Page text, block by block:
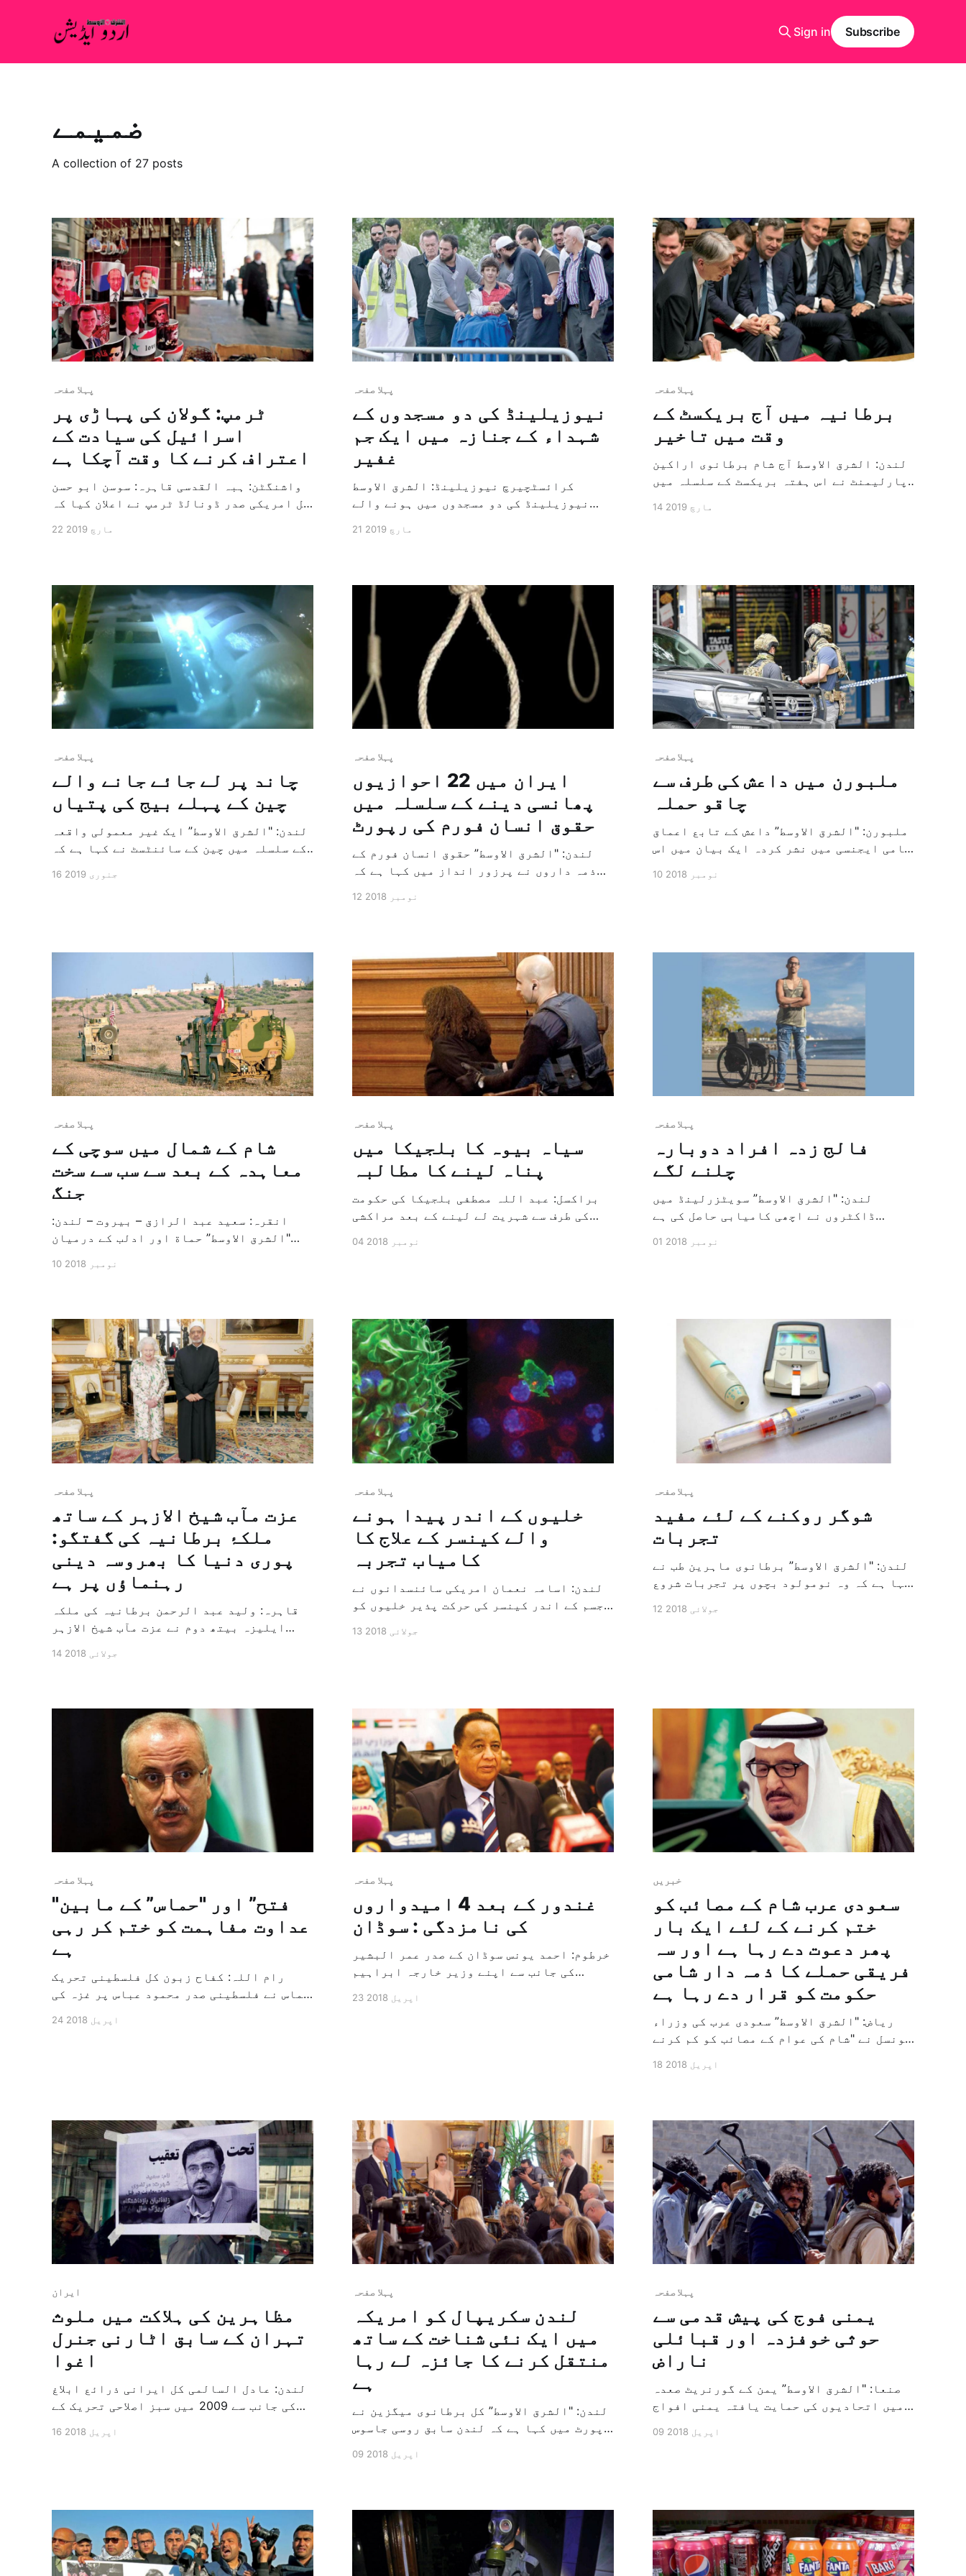
Sign in Subscribe
ضميمے
A collection of 27 posts
پہلا صفحہ
ٹرمپ: گولان کی پہاڑی پر
اسرائیل کی سیادت کے
اعتراف کرنے کا وقت آچکا ہے
واشنگٹن: ہبہ القدسی قاہرہ: سوسن ابو حسن
کل امریکی صدر ڈونالڈ ٹرمپ نے اعلان کیا کہ
مقبوضہ گولان پہاڑی پر اسرائیلی سیادت کا
کی مکمل دسترس کا […]
22 مارچ 2019
پہلا صفحہ
نیوزیلینڈ کی دو مسجدوں کے
شہداء کے جنازہ میں ایک جم
غفیر
کرائسٹچیرچ نیوزیلینڈ: الشرق الاوسط
نیوزیلینڈ کی دو مسجدوں میں ہونے والے
سخت سیکورٹی فورسز کے مابین انجام دئے
کے لئے لے گئے اور ان کی […]
21 مارچ 2019
پہلا صفحہ
برطانیہ میں آج بریکسٹ کے
وقت میں تاخیر
لندن: الشرق الاوسط آج شام برطانوی اراکین
پارلیمنٹ نے اس ہفتہ بریکسٹ کے سلسلہ میں
مرحلہ میں یورپ یونین سے نکلنے کے وقت کو
14 مارچ 2019
پہلا صفحہ
چاند پر لے جائے جانے والے
چین کے پہلے بیج کی پتیاں
لندن: "الشرق الاوسط” ایک غیر معمولی واقعہ
کے سلسلہ میں چین کے سائنٹسٹ نے کہا ہے کہ
پر بھیجا گیا ہے اور وہ اس ماہ کے شروع میں
16 جنوری 2019
پہلا صفحہ
ایران میں 22 احوازیوں
پھانسی دینے کے سلسلہ میں
حقوق انسان فورم کی رپورٹ
لندن: "الشرق الاوسط” حقوق انسان فورم کے
ذمہ داروں نے پرزور انداز میں کہا ہے کہ
پھانسی دے دی ہے جن کو گذشتہ ستمبر کے ماہ
گرفتار کیا تھا۔ […]
12 نومبر 2018
پہلا صفحہ
ملبورن میں داعش کی طرف سے
چاقو حملہ
ملبورن: "الشرق الاوسط” داعش کے تابع اعماق
نامی ایجنسی میں نشر کردہ ایک بیان میں اس
ذمہ داری لی ہے اور اس حملہ می اسٹریلیا
10 نومبر 2018
پہلا صفحہ
شام کے شمال میں سوچی کے
معاہدہ کے بعد سے سب سے سخت
جنگ
انقرہ: سعید عبد الرازق – بیروت – لندن:
"الشرق الاوسط” حماة اور ادلب کے درمیان
شامی انتظامیہ کے معاونین کے تیس اہلکار
کے سلسلہ میں ترکی […]
10 نومبر 2018
پہلا صفحہ
سیاہ بیوہ کا بلجیکا میں
پناہ لینے کا مطالبہ
براکسل: عبد اللہ مصطفی بلجیکا کی حکومت
کی طرف سے شہریت لے لینے کے بعد مراکشی
جانے کے بدلہ بلجیکا میں پناہ لینے کے لئے
04 نومبر 2018
پہلا صفحہ
فالج زدہ افراد دوبارہ
چلنے لگے
لندن: "الشرق الاوسط” سویٹزرلینڈ میں
ڈاکٹروں نے اچھی کامیابی حاصل کی ہے
میں کامیابی ملی ہے جو پہلے فالج کے شکار
01 نومبر 2018
پہلا صفحہ
عزت مآب شیخ الازہر کے ساتھ
ملکۂ برطانیہ کی گفتگو:
پوری دنیا کا بھروسہ دینی
رہنماؤں پر ہے
قاہرہ: ولید عبد الرحمن برطانیہ کی ملکہ
ایلیزہ بیتھ دوم نے عزت مآب شیخ الازہر
سفر کے وقت استقبال ہے اور انہوں نے اس
کو فروغ […]
14 جولائی 2018
پہلا صفحہ
خلیوں کے اندر پیدا ہونے
والے کینسر کے علاج کا
کامیاب تجربہ
لندن: اسامہ نعمان امریکی سائنسدانوں نے
جسم کے اندر کینسر کی حرکت پذیر خلیوں کو
کامیاب تجربہ حاصل کیا ہے اور انہوں نے
13 جولائی 2018
پہلا صفحہ
شوگر روکنے کے لئے مفید
تجربات
لندن: "الشرق الاوسط” برطانوی ماہرین طب نے
کہا ہے کہ وہ نومولود بچوں پر تجربات شروع
قسم کے شوگر مرض میں مبتلا ہو نے سے بچایا
12 جولائی 2018
پہلا صفحہ
"فتح” اور "حماس” کے مابین
عداوت مفاہمت کو ختم کر رہی
ہے
رام اللہ: کفاح زبون کل فلسطینی تحریک
حماس نے فلسطینی صدر محمود عباس پر غزہ کی
الزام لگاتے ہوئے ان پر شدید تنقید کی ہے،
24 اپریل 2018
پہلا صفحہ
غندور کے بعد 4 امیدواروں
کی نامزدگی : سوڈان
خرطوم: احمد یونس سوڈان کے صدر عمر البشیر
کی جانب سے اپنے وزیر خارجہ ابراہیم
دنوں انکے جانشین کے بارے میں مصروف ہے،
23 اپریل 2018
خبريں
سعودی عرب شام کے مصائب کو
ختم کرنے کے لئے ایک بار
پھر دعوت دے رہا ہے اور سہ
فریقی حملے کا ذمہ دار شامی
حکومت کو قرار دے رہا ہے
ریاض: "الشرق الاوسط” سعودی عرب کی وزراء
کونسل نے "شام کی عوام کے مصائب کو کم کرنے
حفاظت” کے بارے میں اپنے ملکی مطالبے کو
جانب سے […]
18 اپریل 2018
ایران
مظاہرین کی ہلاکت میں ملوث
تہران کے سابق اٹارنی جنرل
اغوا
لندن: عادل السالمی کل ایرانی ذرائع ابلاغ
کی جانب سے 2009 میں سبز اصلاحی تحریک کے
ملوث تہران کے سابق اٹارنی جنرل سعید
16 اپریل 2018
پہلا صفحہ
لندن سکریپال کو امریکہ
میں ایک نئی شناخت کے ساتھ
منتقل کرنے کا جائزہ لے رہا
ہے
لندن: "الشرق الاوسط” کل برطانوی میگزین نے
رپورٹ میں کہا ہے کہ لندن سابق روسی جاسوس
ایک اور قاتلانہ حملے سے بچانے کی خاطر نئی
09 اپریل 2018
پہلا صفحہ
یمنی فوج کی پیش قدمی سے
حوثی خوفزدہ اور قبائلی
ناراض
صنعا: "الشرق الاوسط” یمن کے گورنریٹ صعدہ
میں اتحادیوں کی حمایت یافتہ یمنی افواج
کے رہنما خوفزدہ ہیں، جیسا کہ "الشرق
09 اپریل 2018